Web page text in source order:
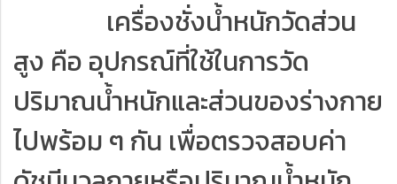
เครื่องชั่งน้ำหนักวัดส่วน
สูง คือ อุปกรณ์ที่ใช้ในการวัด
ปริมาณน้ำหนักและส่วนของร่างกาย
ไปพร้อม ๆ กัน เพื่อตรวจสอบค่า